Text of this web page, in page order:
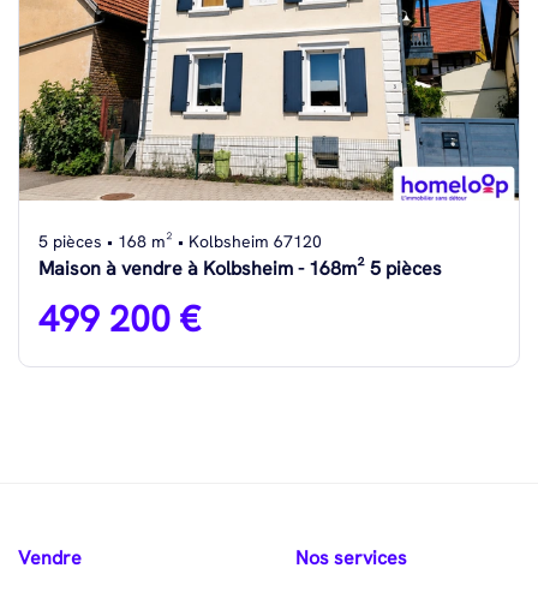
5 pièces • 168 m² • Kolbsheim 67120
Maison à vendre à Kolbsheim - 168m² 5 pièces
499 200 €
Vendre
Nos services